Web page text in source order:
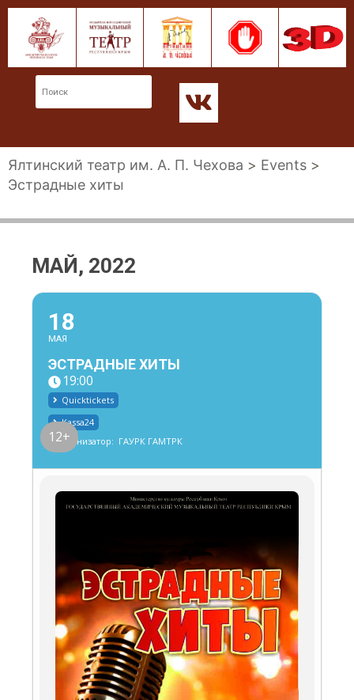
Ялтинский театр им. А. П. Чехова > Events >
Эстрадные хиты
МАЙ, 2022
18
МАЯ
ЭСТРАДНЫЕ ХИТЫ
12+
19:00
Quicktickets
Kassa24
Организатор: ГАУРК ГАМТРК